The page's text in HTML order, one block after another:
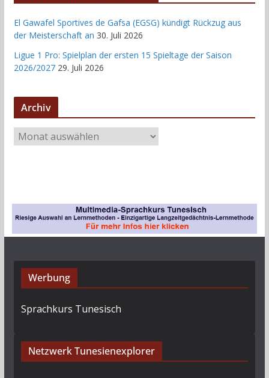
El Gawafel Sportives de Gafsa (EGSG) kündigt Rückzug aus
der Meisterschaft an 30. Juli 2026
Ligue 1 Pro: Spielplan der ersten 15 Spieltage der Saison
2026/2027 29. Juli 2026
Archiv
r
Werbung
Sprachkurs Tunesisch
Netzwerk Tunesienexplorer